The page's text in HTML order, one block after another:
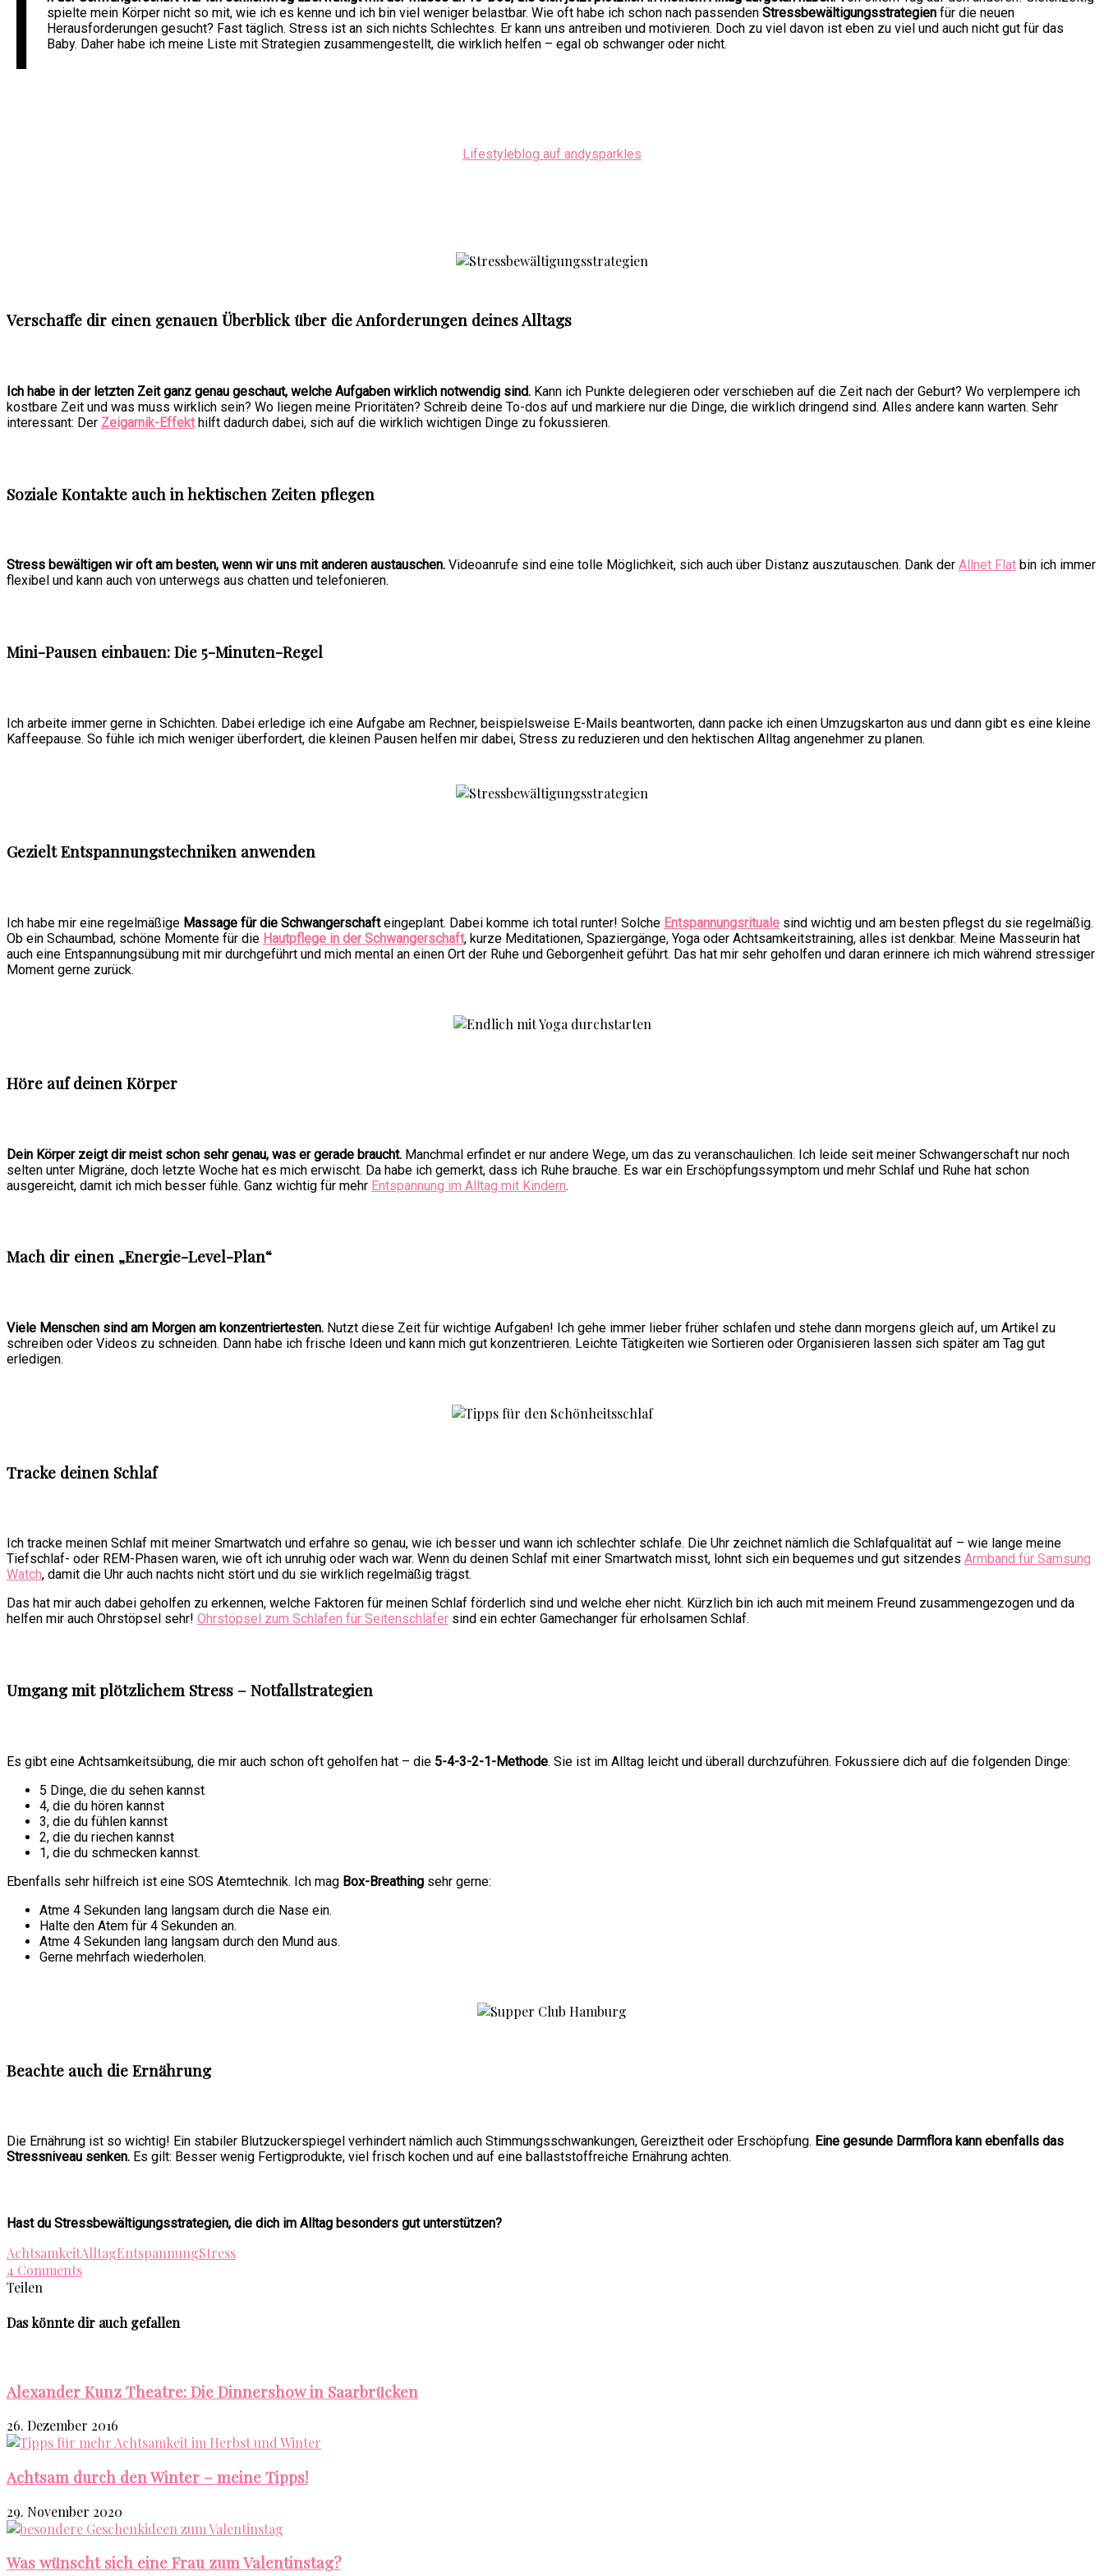
I
spielte mein Körper nicht so mit, wie ich es kenne und ich bin viel weniger belastbar. Wie oft habe ich schon nach passendenStressbewältigungsstrategien für die neuen
Herausforderungen gesucht? Fast täglich. Stress ist an sich nichts Schlechtes. Er kann uns antreiben und motivieren. Doch zu viel davon ist eben zu viel und auch nicht gut für das
Baby. Daher habe ich meine Liste mit Strategien zusammengestellt, die wirklich helfen – egal ob schwanger oder nicht.
Lifestyleblog auf andysparkles
Verschaffe dir einen genauen Überblick über die Anforderungen deines Alltags
Ich habe in der letzten Zeit ganz genau geschaut, welche Aufgaben wirklich notwendig sind. Kann ich Punkte delegieren oder verschieben auf die Zeit nach der Geburt? Wo verplempere ich
kostbare Zeit und was muss wirklich sein? Wo liegen meine Prioritäten? Schreib deine To-dos auf und markiere nur die Dinge, die wirklich dringend sind. Alles andere kann warten. Sehr
interessant: Der Zeigarnik-Effekthilft dadurch dabei, sich auf die wirklich wichtigen Dinge zu fokussieren.
Soziale Kontakte auch in hektischen Zeiten pflegen
Stress bewältigen wir oft am besten, wenn wir uns mit anderen austauschen. Videoanrufe sind eine tolle Möglichkeit, sich auch über Distanz auszutauschen. Dank der Allnet Flat bin ich immer
flexibel und kann auch von unterwegs aus chatten und telefonieren.
Mini-Pausen einbauen: Die 5-Minuten-Regel
Ich arbeite immer gerne in Schichten. Dabei erledige ich eine Aufgabe am Rechner, beispielsweise E-Mails beantworten, dann packe ich einen Umzugskarton aus und dann gibt es eine kleine
Kaffeepause. So fühle ich mich weniger überfordert, die kleinen Pausen helfen mir dabei, Stress zu reduzieren und den hektischen Alltag angenehmer zu planen.
Gezielt Entspannungstechniken anwenden
Ich habe mir eine regelmäßige Massage für die Schwangerschafteingeplant. Dabei komme ich total runter! Solche Entspannungsrituale sind wichtig und am besten pflegst du sie regelmäßig.
Ob ein Schaumbad, schöne Momente für die Hautpflege in der Schwangerschaft, kurze Meditationen, Spaziergänge, Yoga oder Achtsamkeitstraining, alles ist denkbar. Meine Masseurin hat
auch eine Entspannungsübung mit mir durchgeführt und mich mental an einen Ort der Ruhe und Geborgenheit geführt. Das hat mir sehr geholfen und daran erinnere ich mich während stressiger
Moment gerne zurück.
Höre auf deinen Körper
Dein Körper zeigt dir meist schon sehr genau, was er gerade braucht. Manchmal erfindet er nur andere Wege, um das zu veranschaulichen. Ich leide seit meiner Schwangerschaft nur noch
selten unter Migräne, doch letzte Woche hat es mich erwischt. Da habe ich gemerkt, dass ich Ruhe brauche. Es war ein Erschöpfungssymptom und mehr Schlaf und Ruhe hat schon
ausgereicht, damit ich mich besser fühle. Ganz wichtig für mehr Entspannung im Alltag mit Kindern.
Mach dir einen „Energie-Level-Plan“
Viele Menschen sind am Morgen am konzentriertesten. Nutzt diese Zeit für wichtige Aufgaben! Ich gehe immer lieber früher schlafen und stehe dann morgens gleich auf, um Artikel zu
schreiben oder Videos zu schneiden. Dann habe ich frische Ideen und kann mich gut konzentrieren. Leichte Tätigkeiten wie Sortieren oder Organisieren lassen sich später am Tag gut
erledigen.
Tracke deinen Schlaf
Ich tracke meinen Schlaf mit meiner Smartwatch und erfahre so genau, wie ich besser und wann ich schlechter schlafe. Die Uhr zeichnet nämlich die Schlafqualität auf – wie lange meine
Tiefschlaf- oder REM-Phasen waren, wie oft ich unruhig oder wach war. Wenn du deinen Schlaf mit einer Smartwatch misst, lohnt sich ein bequemes und gut sitzendes Armband für Samsung
Watch, damit die Uhr auch nachts nicht stört und du sie wirklich regelmäßig trägst.
Das hat mir auch dabei geholfen zu erkennen, welche Faktoren für meinen Schlaf förderlich sind und welche eher nicht. Kürzlich bin ich auch mit meinem Freund zusammengezogen und da
helfen mir auch Ohrstöpsel sehr! Ohrstöpsel zum Schlafen für Seitenschläfer sind ein echter Gamechanger für erholsamen Schlaf.
Umgang mit plötzlichem Stress – Notfallstrategien
Es gibt eine Achtsamkeitsübung, die mir auch schon oft geholfen hat – die 5-4-3-2-1-Methode. Sie ist im Alltag leicht und überall durchzuführen. Fokussiere dich auf die folgenden Dinge:
5 Dinge, die du sehen kannst
4, die du hören kannst
3, die du fühlen kannst
2, die du riechen kannst
1, die du schmecken kannst.
Ebenfalls sehr hilfreich ist eine SOS Atemtechnik. Ich mag Box-Breathing sehr gerne:
Atme 4 Sekunden lang langsam durch die Nase ein.
Halte den Atem für 4 Sekunden an.
Atme 4 Sekunden lang langsam durch den Mund aus.
Gerne mehrfach wiederholen.
Beachte auch die Ernährung
Die Ernährung ist so wichtig! Ein stabiler Blutzuckerspiegel verhindert nämlich auch Stimmungsschwankungen, Gereiztheit oder Erschöpfung. Eine gesunde Darmflora kann ebenfalls das
Stressniveau senken. Es gilt: Besser wenig Fertigprodukte, viel frisch kochen und auf eine ballaststoffreiche Ernährung achten.
Hast du Stressbewältigungsstrategien, die dich im Alltag besonders gut unterstützen?
AchtsamkeitAlltagEntspannungStress
4 Comments
Teilen
Das könnte dir auch gefallen
Alexander Kunz Theatre: Die Dinnershow in Saarbrücken
26. Dezember 2016
Achtsam durch den Winter – meine Tipps!
29. November 2020
Was wünscht sich eine Frau zum Valentinstag?